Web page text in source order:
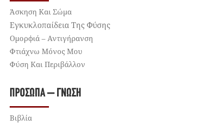
Άσκηση Και Σώμα
Εγκυκλοπαίδεια Της Φύσης
Ομορφιά – Αντιγήρανση
Φτιάχνω Μόνος Μου
Φύση Και Περιβάλλον
ΠΡΌΣΩΠΑ – ΓΝΏΣΗ
Βιβλία